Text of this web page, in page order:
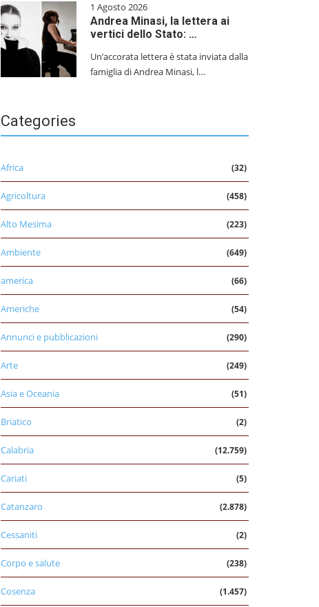
1 Agosto 2026
Andrea Minasi, la lettera ai
vertici dello Stato: …
Un’accorata lettera è stata inviata dalla
famiglia di Andrea Minasi, l…
Categories
Africa (32)
Agricoltura (458)
Alto Mesima (223)
Ambiente (649)
america (66)
Americhe (54)
Annunci e pubblicazioni (290)
Arte (249)
Asia e Oceania (51)
Briatico (2)
Calabria (12.759)
Cariati (5)
Catanzaro (2.878)
Cessaniti (2)
Corpo e salute (238)
Cosenza (1.457)